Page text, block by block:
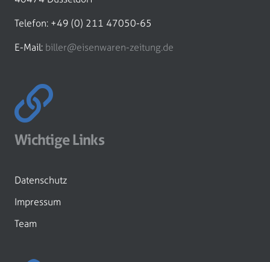
Telefon: +49 (0) 211 47050-65
E-Mail: biller@eisenwaren-zeitung.de
Wichtige Links
Datenschutz
Impressum
Team